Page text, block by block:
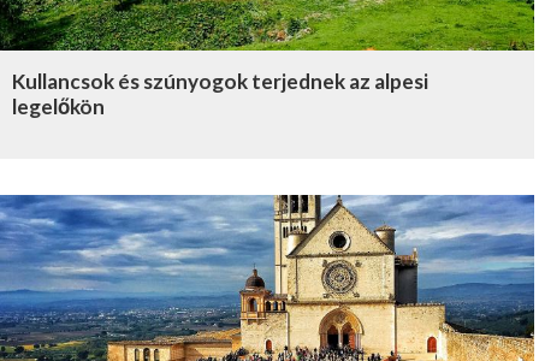
Kullancsok és szúnyogok terjednek az alpesi
legelőkön